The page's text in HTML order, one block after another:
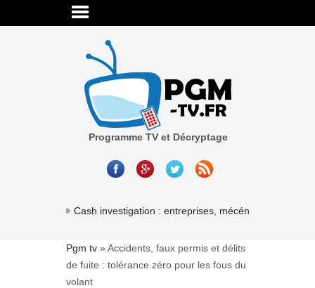
Programme TV et Décryptage
Cash investigation : entreprises, mécénat,
Pgm tv » Accidents, faux permis et délits
de fuite : tolérance zéro pour les fous du
volant